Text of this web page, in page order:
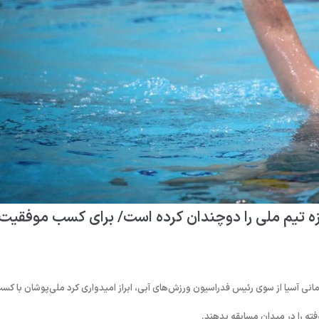
تیم ملی را دوچندان کرده است/ برای کسب
آسیا از سوی رئیس فدراسیون ورزش‌های آبی، ابراز امیدواری کرد ملی‌پوشان با